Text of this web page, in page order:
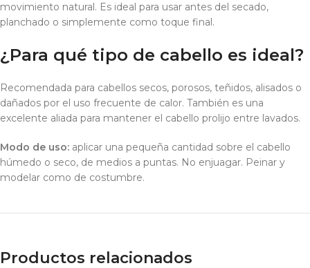
movimiento natural. Es ideal para usar antes del secado,
planchado o simplemente como toque final.
¿Para qué tipo de cabello es ideal?
Recomendada para cabellos secos, porosos, teñidos, alisados o
dañados por el uso frecuente de calor. También es una
excelente aliada para mantener el cabello prolijo entre lavados.
Modo de uso: aplicar una pequeña cantidad sobre el cabello
húmedo o seco, de medios a puntas. No enjuagar. Peinar y
modelar como de costumbre.
Productos relacionados